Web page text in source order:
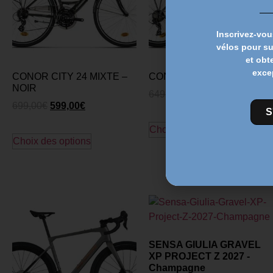
CONOR CITY 24 MIXTE –
NOIR
599,00€
Choix des options
CONOR MALIBU – GRAY
Choix des options
SENSA GIULIA GRAVEL
XP PROJECT Z 2027 -
Champagne
Inscrivez-
vélos pour
et